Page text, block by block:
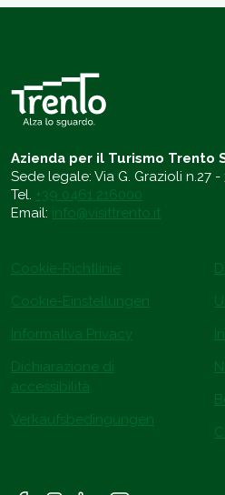
Azienda per il Turismo Trento
Sede legale: Via G. Grazioli n.27 -
Tel. +39 0461 216000
Email: info@visittrento.it
Cookie-Richtlinie
Cookie-Einstellungen
Informativa Privacy
Dichiarazione di
accessibilità
Verkaufsbedingungen